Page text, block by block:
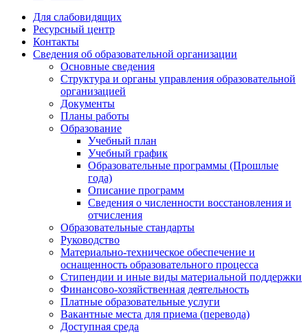
Для слабовидящих
Ресурсный центр
Контакты
Сведения об образовательной организации
Основные сведения
Структура и органы управления образовательной
организацией
Документы
Планы работы
Образование
Учебный план
Учебный график
Образовательные программы (Прошлые
года)
Описание программ
Сведения о численности восстановления и
отчисления
Образовательные стандарты
Руководство
Материально-техническое обеспечение и
оснащенность образовательного процесса
Стипендии и иные виды материальной поддержки
Финансово-хозяйственная деятельность
Платные образовательные услуги
Вакантные места для приема (перевода)
Доступная среда